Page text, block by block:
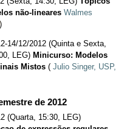
não-lineares Walmes
14/12/2012 (Quinta e Sexta,
LEG) Minicurso: Modelos
Mistos(Julio Singer, USP,
de 2012
(Quarta, 15:30, LEG)